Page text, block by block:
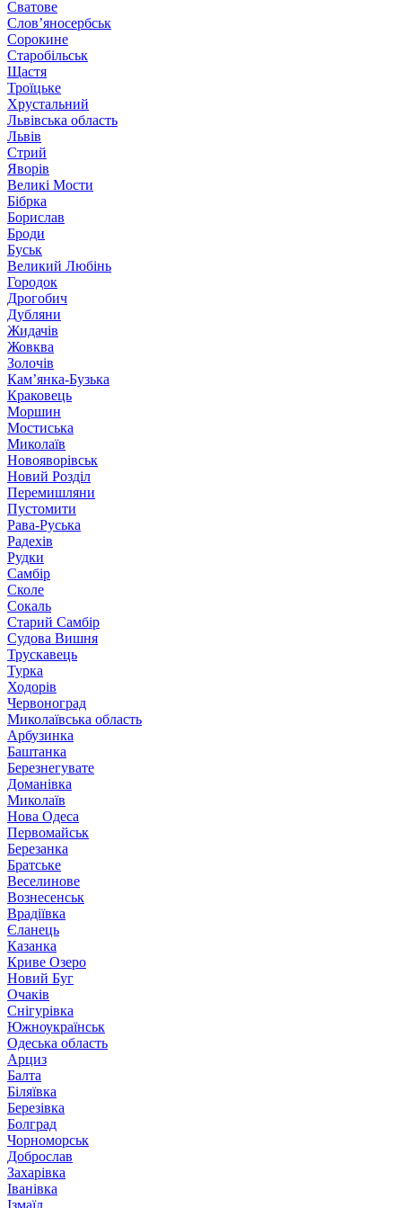
Сватове
Слов’яносербськ
Сорокине
Старобільськ
Щастя
Троїцьке
Хрустальний
Львівська область
Львів
Стрий
Яворів
Великі Мости
Бібрка
Борислав
Броди
Буськ
Великий Любінь
Городок
Дрогобич
Дубляни
Жидачів
Жовква
Золочів
Кам’янка-Бузька
Краковець
Моршин
Мостиська
Миколаїв
Новояворівськ
Новий Розділ
Перемишляни
Пустомити
Рава-Руська
Радехів
Рудки
Самбір
Сколе
Сокаль
Старий Самбір
Судова Вишня
Трускавець
Турка
Ходорів
Червоноград
Миколаївська область
Арбузинка
Баштанка
Березнегувате
Доманівка
Миколаїв
Нова Одеса
Первомайськ
Березанка
Братське
Веселинове
Вознесенськ
Врадіївка
Єланець
Казанка
Криве Озеро
Новий Буг
Очаків
Снігурівка
Южноукраїнськ
Одеська область
Арциз
Балта
Біляївка
Березівка
Болград
Чорноморськ
Доброслав
Захарівка
Іванівка
Ізмаїл